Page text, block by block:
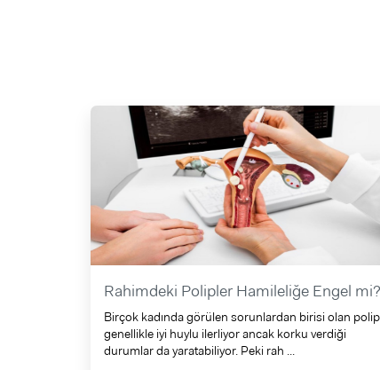
Rahimdeki Polipler Hamileliğe Engel mi?
Birçok kadında görülen sorunlardan birisi olan
genellikle iyi huylu ilerliyor ancak korku verdiği
durumlar da yaratabiliyor. Peki rah ...